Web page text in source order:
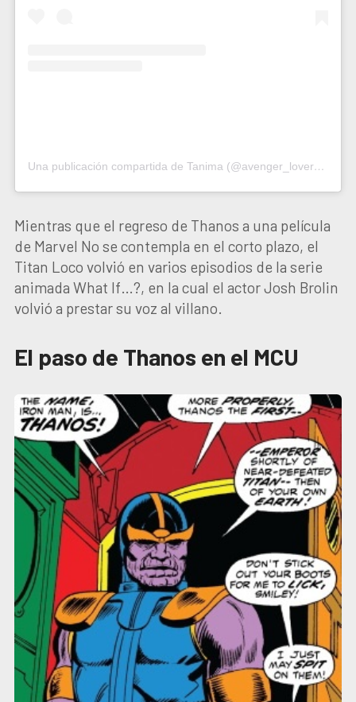
Una publicación compartida de Tanima (@avenger_lover_2008)
Mientras que el regreso de Thanos a una película
de Marvel No se contempla en el corto plazo, el
Titan Loco volvió en varios episodios de la serie
animada What If…?, en la cual el actor Josh Brolin
volvió a prestar su voz al villano.
El paso de Thanos en el MCU